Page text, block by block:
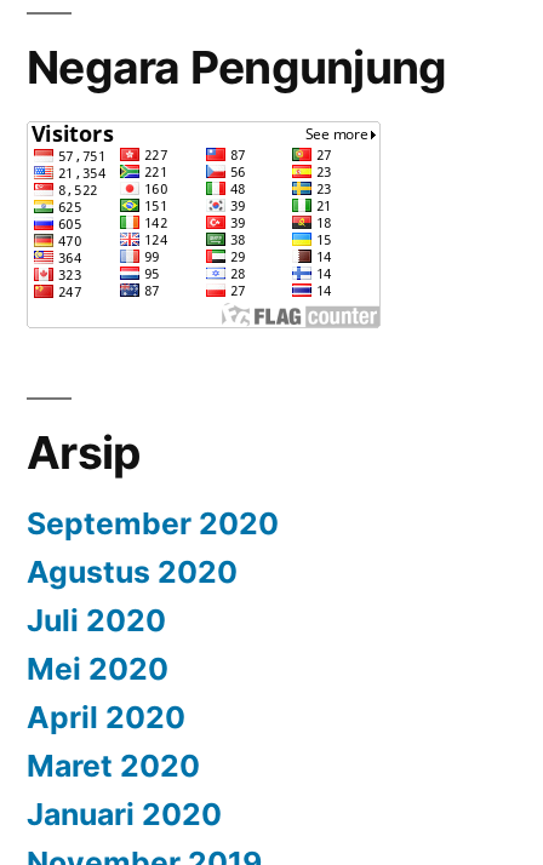
Negara Pengunjung
Arsip
September 2020
Agustus 2020
Juli 2020
Mei 2020
April 2020
Maret 2020
Januari 2020